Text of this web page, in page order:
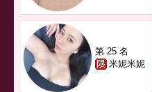
第 25 名
米妮米妮